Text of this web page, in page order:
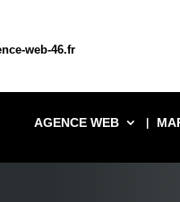
web-46.fr
AGENCE WEB